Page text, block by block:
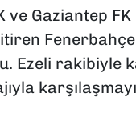
ve Gaziantep
Ezeli rakibiyle